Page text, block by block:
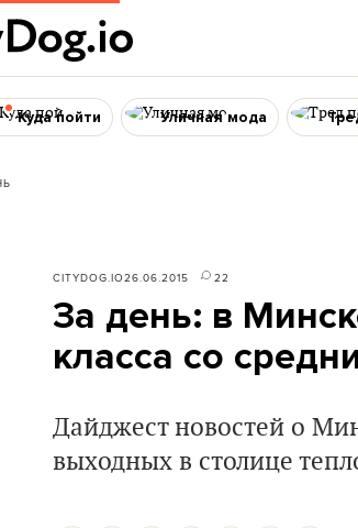
Куда пойти Уличная мода
CITYDOG.IO26.06.2015 22
За день: в
класса со
Дайджест новостей о
выходных в столице